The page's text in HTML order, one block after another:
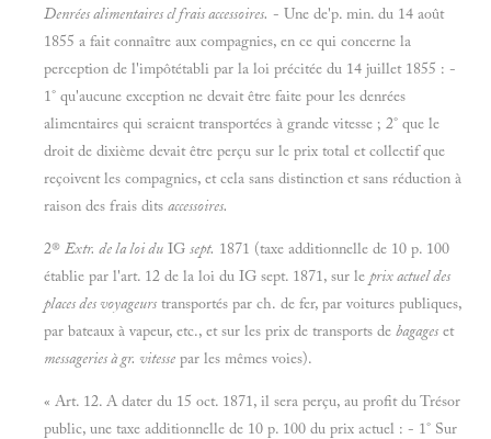
Denrées alimentaires cl frais accessoires. - Une de'p. min. du 14 août
1855 a fait connaître aux compagnies, en ce qui concerne la
perception de l'impôtétabli par la loi précitée du 14 juillet 1855 : -
1° qu'aucune exception ne devait être faite pour les denrées
alimentaires qui seraient transportées à grande vitesse ; 2° que le
droit de dixième devait être perçu sur le prix total et collectif que
reçoivent les compagnies, et cela sans distinction et sans réduction à
raison des frais dits accessoires.
2® Extr. de la loi du IG sept. 1871 (taxe additionnelle de 10 p. 100
établie par l'art. 12 de la loi du IG sept. 1871, sur le prix actuel des
places des voyageurs transportés par ch. de fer, par voitures publiques,
par bateaux à vapeur, etc., et sur les prix de transports de bagages et
messageries à gr. vitesse par les mêmes voies).
« Art. 12. A dater du 15 oct. 1871, il sera perçu, au profit du Trésor
public, une taxe additionnelle de 10 p. 100 du prix actuel : - 1° Sur